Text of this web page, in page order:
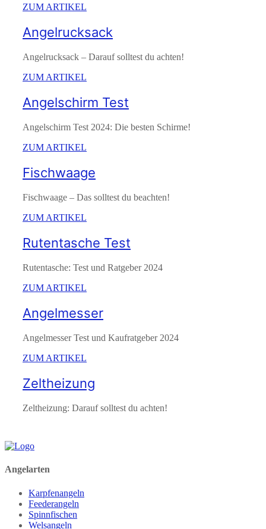
ZUM ARTIKEL
Angelrucksack
Angelrucksack – Darauf solltest du achten!
ZUM ARTIKEL
Angelschirm Test
Angelschirm Test 2024: Die besten Schirme!
ZUM ARTIKEL
Fischwaage
Fischwaage – Das solltest du beachten!
ZUM ARTIKEL
Rutentasche Test
Rutentasche: Test und Ratgeber 2024
ZUM ARTIKEL
Angelmesser
Angelmesser Test und Kaufratgeber 2024
ZUM ARTIKEL
Zeltheizung
Zeltheizung: Darauf solltest du achten!
Angelarten
Karpfenangeln
Feederangeln
Spinnfischen
Welsangeln